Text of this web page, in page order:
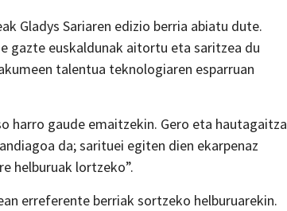
Gladys Sariaren edizio berria abiatu dute.
gazte euskaldunak aitortu eta saritzea du
talentua teknologiaren esparruan
harro gaude emaitzekin. Gero eta hautagaitza
da; sarituei egiten dien ekarpenaz
helburuak lortzeko”.
erreferente berriak sortzeko helburuarekin.